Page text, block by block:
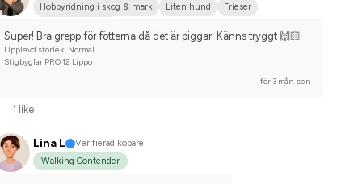
Hobbyridning i skog & mark
Liten hund
Frieser
Super! Bra grepp för fötterna då det är piggar. Känns tryggt 🙌🏻
Upplevd storlek: Normal
Stigbyglar PRO 12 Lippo
för 3 mån. sen
1 like
Lina L
Verifierad köpare
Walking Contender